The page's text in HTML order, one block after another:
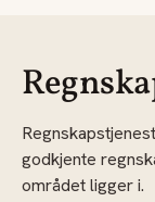
godkjente
området ligger i.